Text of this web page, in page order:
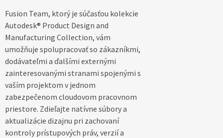
Fusion Team, ktorý je súčasťou kolekcie
Autodesk® Product Design and
Manufacturing Collection, vám
umožňuje spolupracovať so zákazníkmi,
dodávateľmi a ďalšími externými
zainteresovanými stranami spojenými s
vaším projektom v jednom
zabezpečenom cloudovom pracovnom
priestore. Zdieľajte natívne súbory a
aktualizácie dizajnu pri zachovaní
kontroly prístupových práv, verzií a